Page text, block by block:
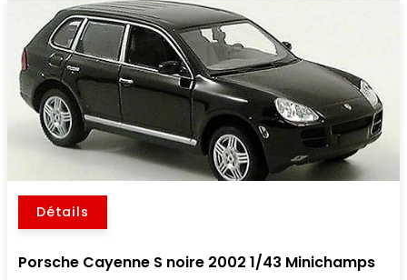
Détails
Porsche Cayenne S noire 2002 1/43 Minichamps